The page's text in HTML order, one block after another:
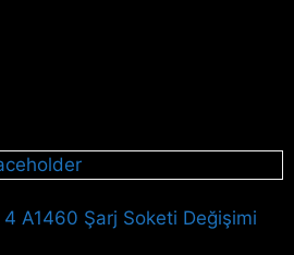
4 A1460 Şarj Soketi Değişimi